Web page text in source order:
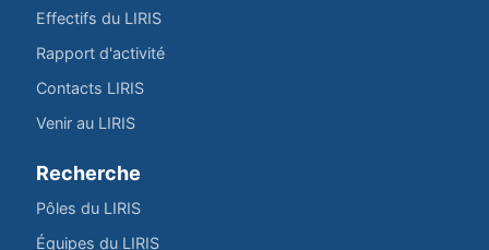
Effectifs du LIRIS
Rapport d'activité
Contacts LIRIS
Venir au LIRIS
Recherche
Pôles du LIRIS
Équipes du LIRIS